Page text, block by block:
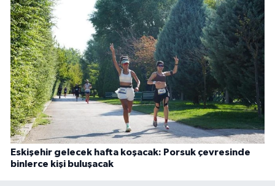
Eskişehir gelecek hafta koşacak: Porsuk çevresinde
binlerce kişi buluşacak